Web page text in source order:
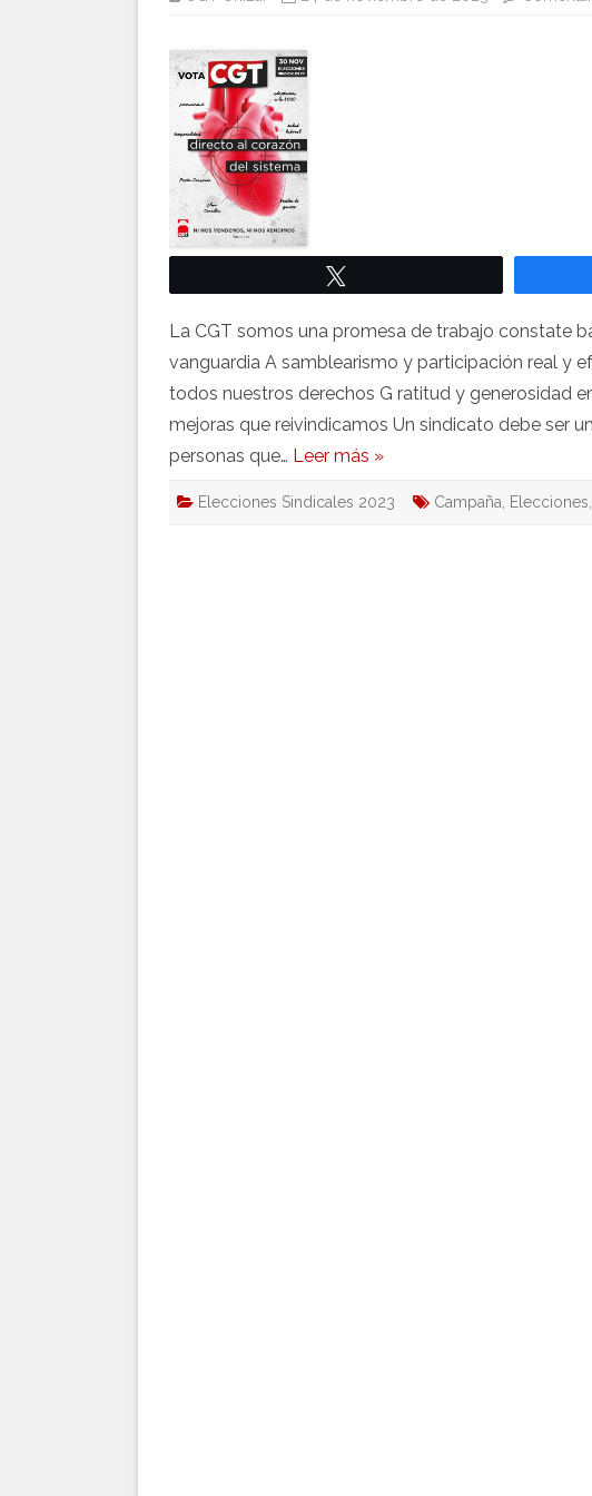
La CGT somos una promesa de trabajo constate
vanguardia A samblearismo y participación real y
todos nuestros derechos G ratitud y generosidad
mejoras que reivindicamos Un sindicato debe ser
personas que… Leer más »
Elecciones Sindicales 2023 Campaña Elecciones